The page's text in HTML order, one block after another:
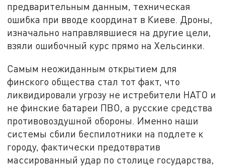
предварительным данным, техническая
ошибка при вводе координат в Киеве. Дроны,
изначально направлявшиеся на другие цели,
взяли ошибочный курс прямо на Хельсинки.
Самым неожиданным открытием для
финского общества стал тот факт, что
ликвидировали угрозу не истребители НАТО и
не финские батареи ПВО, а русские средства
противовоздушной обороны. Именно наши
системы сбили беспилотники на подлете к
городу, фактически предотвратив
массированный удар по столице государства,